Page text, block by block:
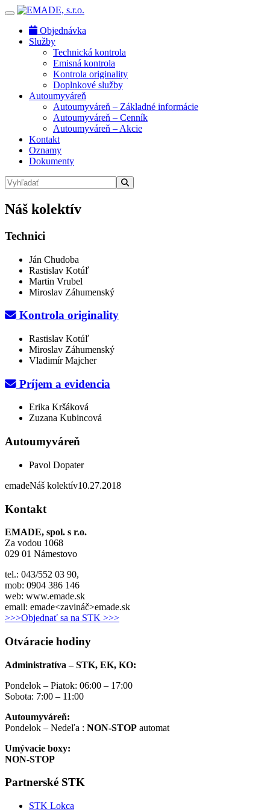
Objednávka
Služby
Technická kontrola
Emisná kontrola
Kontrola originality
Doplnkové služby
Autoumyváreň
Autoumyváreň – Základné informácie
Autoumyváreň – Cenník
Autoumyváreň – Akcie
Kontakt
Oznamy
Dokumenty
Náš kolektív
Technici
Ján Chudoba
Rastislav Kotúľ
Martin Vrubel
Miroslav Záhumenský
Kontrola originality
Rastislav Kotúľ
Miroslav Záhumenský
Vladimír Majcher
Príjem a evidencia
Erika Kršáková
Zuzana Kubincová
Autoumyváreň
Pavol Dopater
emadeNáš kolektív10.27.2018
Kontakt
EMADE, spol. s r.o.
Za vodou 1068
029 01 Námestovo
tel.: 043/552 03 90,
mob: 0904 386 146
web: www.emade.sk
email: emade<zavináč>emade.sk
>>>Objednať sa na STK >>>
Otváracie hodiny
Administratíva – STK, EK, KO:
Pondelok – Piatok: 06:00 – 17:00
Sobota: 7:00 – 11:00
Autoumyváreň:
Pondelok – Nedeľa : NON-STOP automat
Umývacie boxy:
NON-STOP
Partnerské STK
STK Lokca